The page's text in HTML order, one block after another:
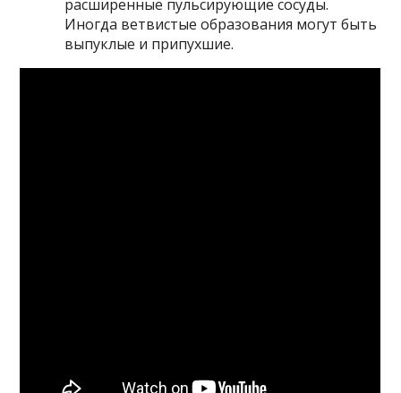
расширенные пульсирующие сосуды.
Иногда ветвистые образования могут быть
выпуклые и припухшие.